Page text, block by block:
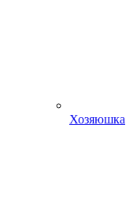
Хозяюшка